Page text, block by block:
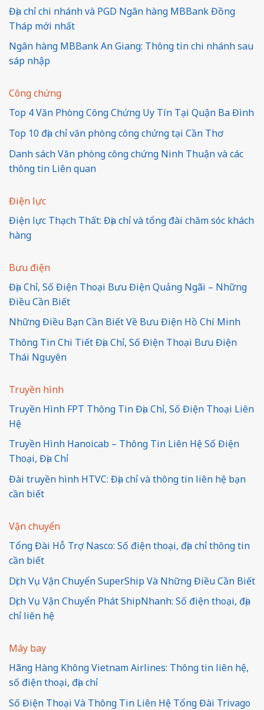
Địa chỉ chi nhánh và PGD Ngân hàng MBBank Đồng
Tháp mới nhất
Ngân hàng MBBank An Giang: Thông tin chi nhánh sau
sáp nhập
Công chứng
Top 4 Văn Phòng Công Chứng Uy Tín Tại Quận Ba Đình
Top 10 địa chỉ văn phòng công chứng tại Cần Thơ
Danh sách Văn phòng công chứng Ninh Thuận và các
thông tin Liên quan
Điện lực
Điện lực Thạch Thất: Địa chỉ và tổng đài chăm sóc khách
hàng
Bưu điện
Địa Chỉ, Số Điện Thoại Bưu Điện Quảng Ngãi – Những
Điều Cần Biết
Những Điều Bạn Cần Biết Về Bưu Điện Hồ Chí Minh
Thông Tin Chi Tiết Địa Chỉ, Số Điện Thoại Bưu Điện
Thái Nguyên
Truyền hình
Truyền Hình FPT Thông Tin Địa Chỉ, Số Điện Thoại Liên
Hệ
Truyền Hình Hanoicab – Thông Tin Liên Hệ Số Điện
Thoại, Địa Chỉ
Đài truyền hình HTVC: Địa chỉ và thông tin liên hệ bạn
cần biết
Vận chuyển
Tổng Đài Hỗ Trợ Nasco: Số điện thoại, địa chỉ thông tin
cần biết
Dịch Vụ Vận Chuyển SuperShip Và Những Điều Cần Biết
Dịch Vụ Vận Chuyển Phát ShipNhanh: Số điện thoại, địa
chỉ liên hệ
Máy bay
Hãng Hàng Không Vietnam Airlines: Thông tin liên hệ,
số điện thoại, địa chỉ
Số Điện Thoại Và Thông Tin Liên Hệ Tổng Đài Trivago